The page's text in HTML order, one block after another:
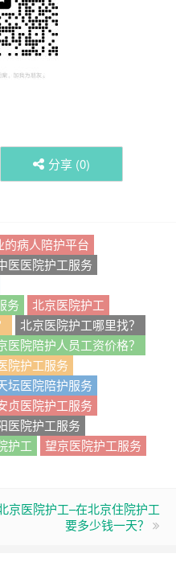
分享 (0)
的病人陪护平台
医医院护工服务
务
北京医院护工
北京医院护工哪里找？
医院陪护人员工资价格？
院护工服务
坛医院陪护服务
贞医院护工服务
医院护工服务
护工
望京医院护工服务
京医院护工–在北京住院护工
要多少钱一天？